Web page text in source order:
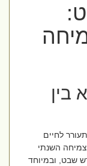
לחיים
השנתי
ובמיוחד